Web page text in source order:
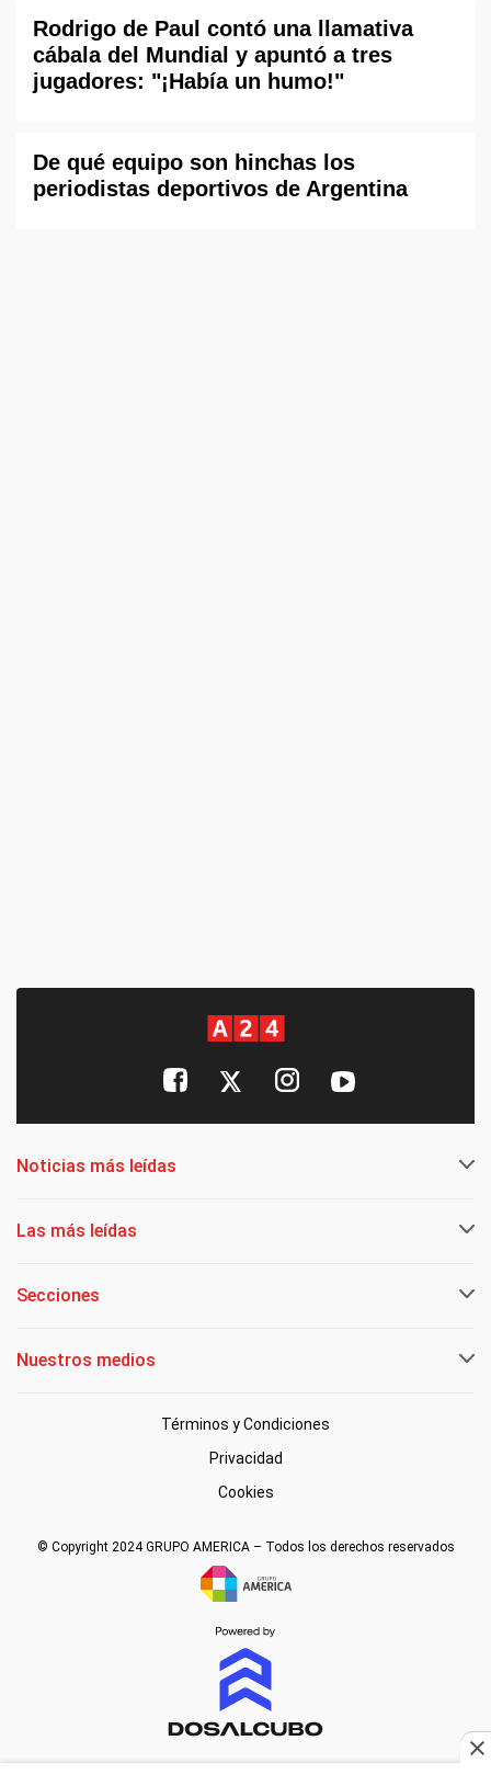
Rodrigo de Paul contó una llamativa
cábala del Mundial y apuntó a tres
jugadores: "¡Había un humo!"
De qué equipo son hinchas los
periodistas deportivos de Argentina
Noticias más leídas
Las más leídas
Secciones
Nuestros medios
Términos y Condiciones
Privacidad
Cookies
© Copyright 2024 GRUPO AMERICA – Todos los derechos reservados